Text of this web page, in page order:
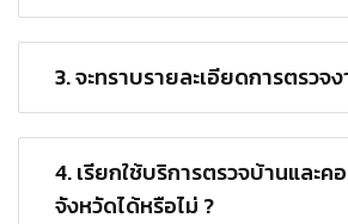
3. จะทราบรายละเอียดการตรวจ
4. เรียกใช้บริการตรวจบ้านและค
จังหวัดได้หรือไม่ ?